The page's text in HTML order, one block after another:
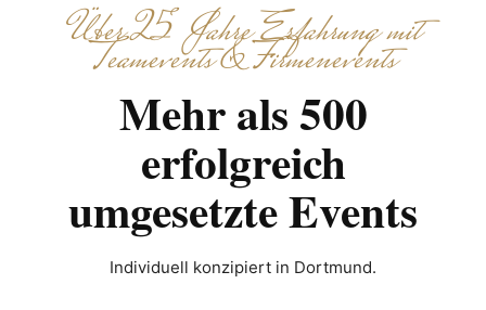
Über 25 Jahre Erfahrung mit
Teamevents & Firmenevents
Mehr als 500
erfolgreich
umgesetzte Events
Individuell konzipiert in Dortmund.